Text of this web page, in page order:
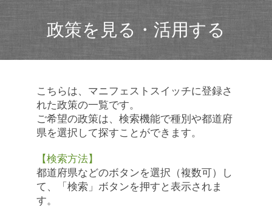
政策を見る・活用する
こちらは、マニフェストスイッチに登録さ
れた政策の一覧です。
ご希望の政策は、検索機能で種別や都道府
県を選択して探すことができます。
【検索方法】
都道府県などのボタンを選択（複数可）し
て、「検索」ボタンを押すと表示されま
す。